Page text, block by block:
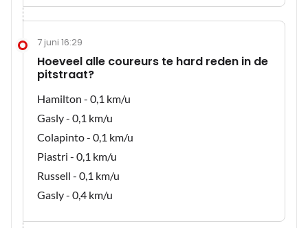
7 juni 16:29
Hoeveel alle coureurs te hard reden in de
pitstraat?
Hamilton - 0,1 km/u
Gasly - 0,1 km/u
Colapinto - 0,1 km/u
Piastri - 0,1 km/u
Russell - 0,1 km/u
Gasly - 0,4 km/u